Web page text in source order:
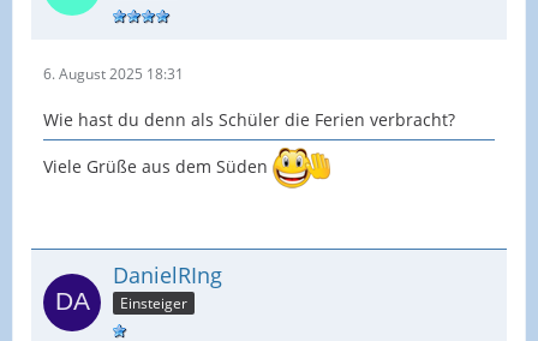
6. August 2025 18:31
Wie hast du denn als Schüler die Ferien verbracht?
Viele Grüße aus dem Süden
DanielRIng
Einsteiger